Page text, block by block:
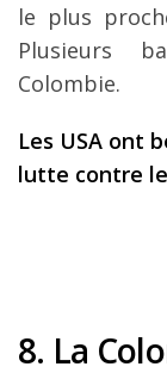
le plus
Plusieurs
Colombie.
Les USA ont
lutte contre
8. La